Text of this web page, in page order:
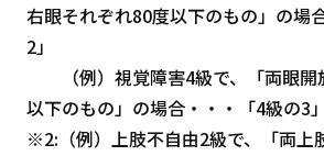
右眼それぞれ80度以下のもの」の場
2」
（例）視覚障害4級で、「両眼開
以下のもの」の場合・・・「4級の3」
※2:（例）上肢不自由2級で、「両上